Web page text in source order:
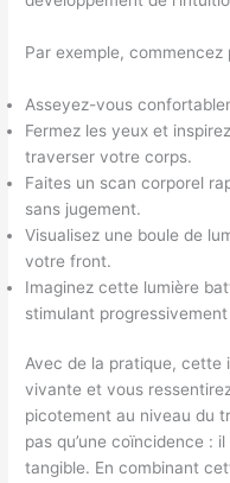
Par exemple,
Asseyez-vous
Fermez les yeux et
traverser votre corps.
Faites un scan corporel
sans jugement.
Visualisez une boule de
votre front.
Imaginez cette lumière
stimulant
Avec de la pratique, cette
vivante et vous
picotement au niveau du
pas qu’une coïncidence :
tangible. En combinant